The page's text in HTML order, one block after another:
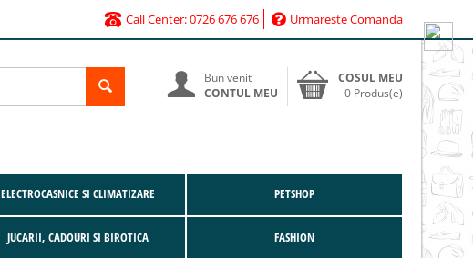
Call Center: 0726 676 676 Urmareste Comanda
COSUL MEU
0 Produs(e)
Bun venit
CONTUL MEU
ELECTROCASNICE SI CLIMATIZARE PETSHOP
JUCARII, CADOURI SI BIROTICA FASHION